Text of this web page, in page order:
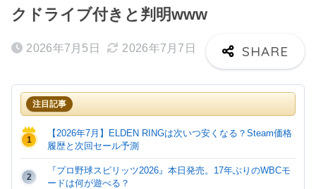
クドライブ付きと判明www
2026年7月5日 2026年7月7日
注目記事
1
【2026年7月】ELDEN RINGは次いつ安くなる？Steam価格
履歴と次回セール予測
2
『プロ野球スピリッツ2026』本日発売。17年ぶりのWBCモ
ードは何が遊べる？